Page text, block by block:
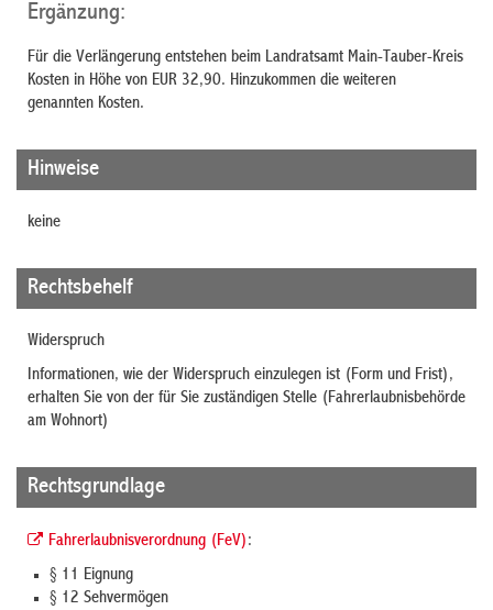
Ergänzung:
Für die Verlängerung entstehen beim Landratsamt Main-Tauber-Kreis
Kosten in Höhe von EUR 32,90. Hinzukommen die weiteren
genannten Kosten.
Hinweise
keine
Rechtsbehelf
Widerspruch
Informationen, wie der Widerspruch einzulegen ist (Form und Frist),
erhalten Sie von der für Sie zuständigen Stelle (Fahrerlaubnisbehörde
am Wohnort)
Rechtsgrundlage
Fahrerlaubnisverordnung (FeV):
§ 11 Eignung
§ 12 Sehvermögen